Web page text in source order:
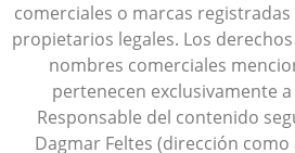
comerciales o marcas
propietarios legales. Los
nombres comerciales
pertenecen exclusivamente
Responsable del contenido
Dagmar Feltes (dirección